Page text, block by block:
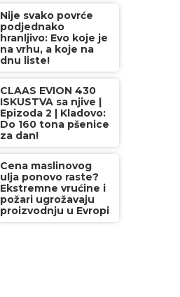
Nije svako povrće
podjednako
hranljivo: Evo koje je
na vrhu, a koje na
dnu liste!
CLAAS EVION 430
ISKUSTVA sa njive |
Epizoda 2 | Kladovo:
Do 160 tona pšenice
za dan!
Cena maslinovog
ulja ponovo raste?
Ekstremne vrućine i
požari ugrožavaju
proizvodnju u Evropi